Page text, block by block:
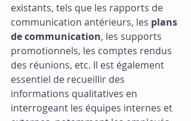
existants, tels que les rapports de
communication antérieurs, les plans
de communication, les supports
promotionnels, les comptes rendus
des réunions, etc. Il est également
essentiel de recueillir des
informations qualitatives en
interrogeant les équipes internes et